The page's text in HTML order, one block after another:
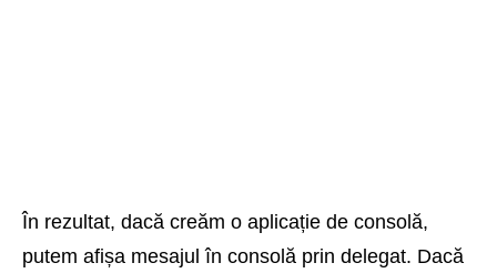
În rezultat, dacă creăm o aplicație de consolă,
putem afișa mesajul în consolă prin delegat. Dacă